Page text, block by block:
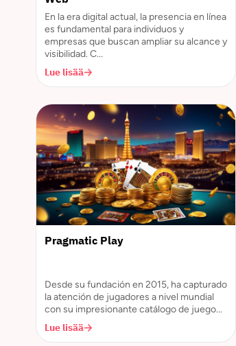
En la era digital actual, la presencia en línea
es fundamental para individuos y
empresas que buscan ampliar su alcance y
visibilidad. C...
Lue lisää
Pragmatic Play
Desde su fundación en 2015, ha capturado
la atención de jugadores a nivel mundial
con su impresionante catálogo de juego...
Lue lisää